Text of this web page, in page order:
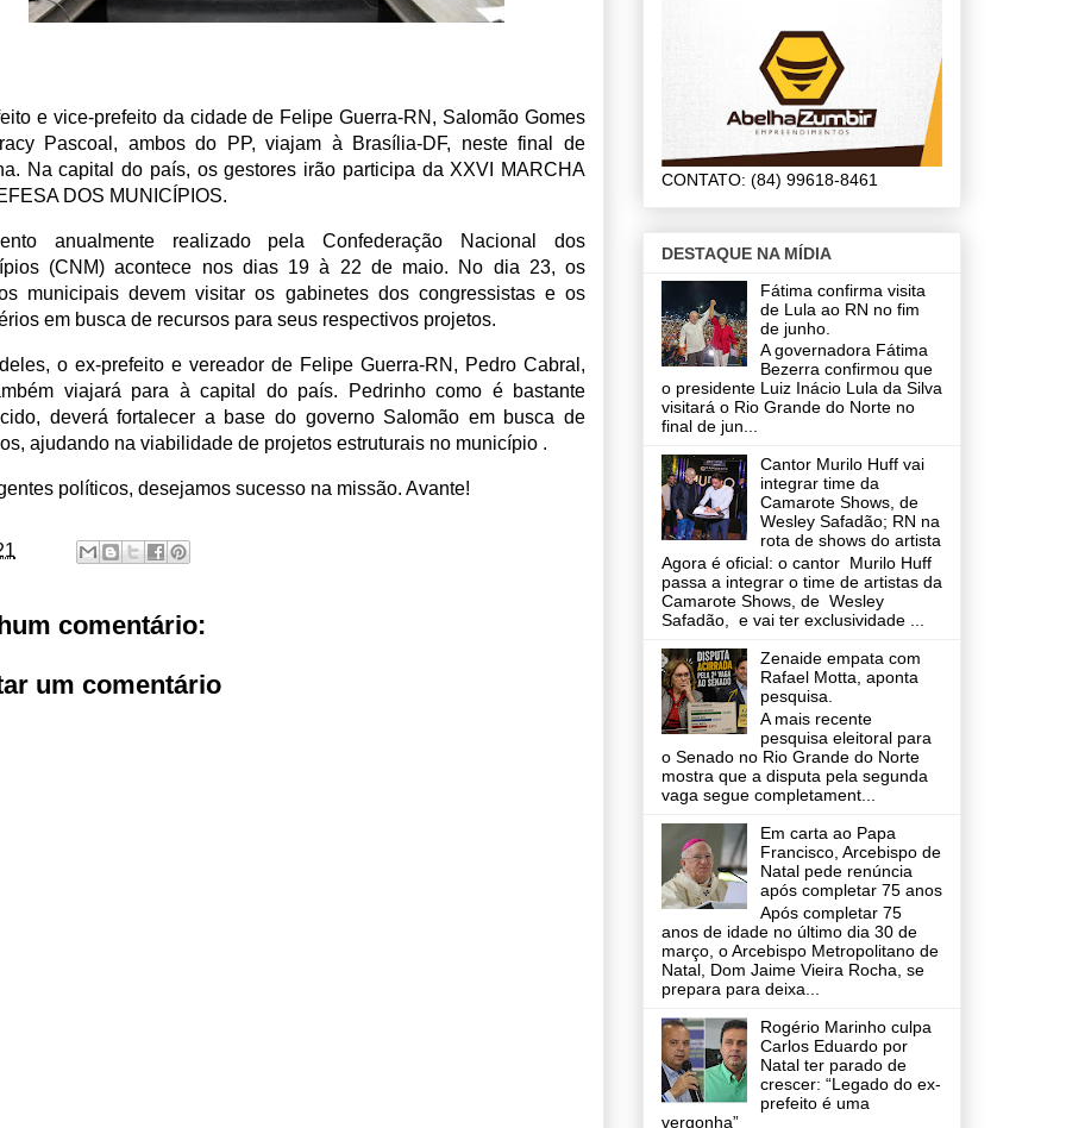
e vice-prefeito da cidade de Felipe Guerra-RN, Salomão Gomes
Pascoal, ambos do PP, viajam à Brasília-DF, neste final de
Na capital do país, os gestores irão participa da XXVI MARCHA
DOS MUNICÍPIOS.
anualmente realizado pela Confederação Nacional dos
(CNM) acontece nos dias 19 à 22 de maio. No dia 23, os
municipais devem visitar os gabinetes dos congressistas e os
em busca de recursos para seus respectivos projetos.
o ex-prefeito e vereador de Felipe Guerra-RN, Pedro Cabral,
viajará para à capital do país. Pedrinho como é bastante
deverá fortalecer a base do governo Salomão em busca de
ajudando na viabilidade de projetos estruturais no município .
políticos, desejamos sucesso na missão. Avante!
comentário:
um comentário
CONTATO: (84) 99618-8461
DESTAQUE NA MÍDIA
Fátima confirma visita
de Lula ao RN no fim
de junho.
A governadora Fátima
Bezerra confirmou que
o presidente Luiz Inácio Lula da Silva
visitará o Rio Grande do Norte no
final de jun...
Cantor Murilo Huff vai
integrar time da
Camarote Shows, de
Wesley Safadão; RN na
rota de shows do artista
Agora é oficial: o cantor Murilo Huff
passa a integrar o time de artistas da
Camarote Shows, de Wesley
Safadão, e vai ter exclusividade ...
Zenaide empata com
Rafael Motta, aponta
pesquisa.
A mais recente
pesquisa eleitoral para
o Senado no Rio Grande do Norte
mostra que a disputa pela segunda
vaga segue completament...
Em carta ao Papa
Francisco, Arcebispo de
Natal pede renúncia
após completar 75 anos
Após completar 75
anos de idade no último dia 30 de
março, o Arcebispo Metropolitano de
Natal, Dom Jaime Vieira Rocha, se
prepara para deixa...
Rogério Marinho culpa
Carlos Eduardo por
Natal ter parado de
crescer: “Legado do ex-
prefeito é uma
vergonha”